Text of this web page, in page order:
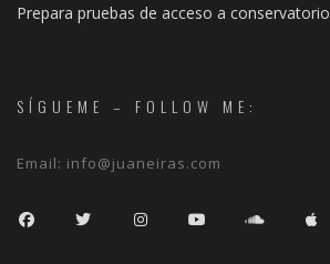
Prepara pruebas de acceso a conservatorio
SÍGUEME – FOLLOW ME:
Email: info@juaneiras.com